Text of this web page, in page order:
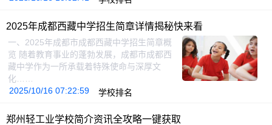
2025年成都西藏中学招生简章详情揭秘快来看
一、2025年成都市成都西藏中学招生简章概
览 随着教育事业的蓬勃发展，成都市成都西
藏中学作为一所承载着特殊使命与深厚文
化……
2025/10/16 07:22:59
学校排名
郑州轻工业学校简介资讯全攻略一键获取